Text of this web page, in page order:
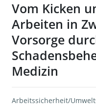
Vom Kicken
Arbeiten in
Vorsorge
Medizin
Arbeitssicherheit/